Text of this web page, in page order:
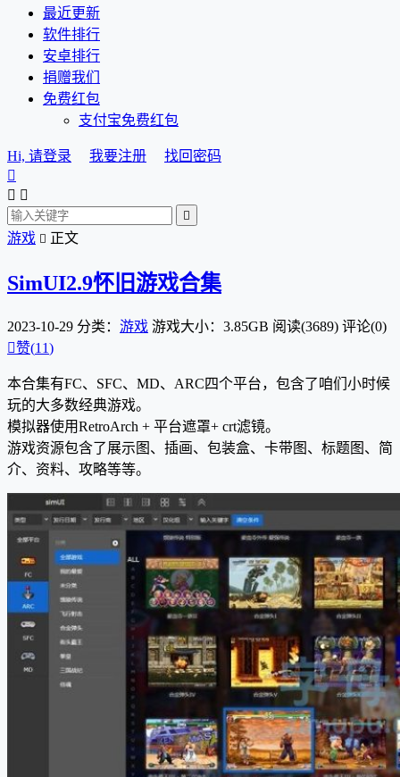
最近更新
软件排行
安卓排行
捐赠我们
免费红包
支付宝免费红包
Hi, 请登录 我要注册
找回密码

 

游戏  正文
SimUI2.9怀旧游戏合集
2023-10-29 分类： 游戏 游戏大小：3.85GB 阅读(3689) 评论(0)
赞(11)
本合集有FC、SFC、MD、ARC四个平台，包含了咱们小时候
玩的大多数经典游戏。
模拟器使用RetroArch + 平台遮罩+ crt滤镜。
游戏资源包含了展示图、插画、包装盒、卡带图、标题图、简
介、资料、攻略等等。